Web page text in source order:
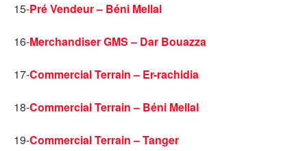
15-Pré Vendeur – Béni Mellal
16-Merchandiser GMS – Dar Bouazza
17-Commercial Terrain – Er-rachidia
18-Commercial Terrain – Béni Mellal
19-Commercial Terrain – Tanger